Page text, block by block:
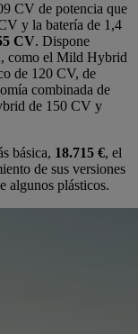
CV de potencia que
y la batería de 1,4
CV. Dispone
como el Mild Hybrid
de 120 CV, de
combinada de
de 150 CV y
básica, 18.715 €, el
de sus versiones
algunos plásticos.